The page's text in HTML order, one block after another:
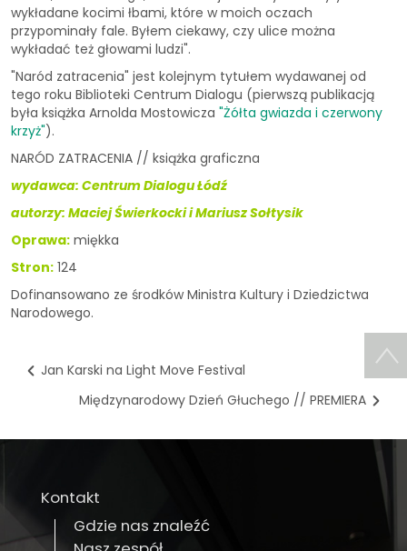
wykładane kocimi łbami, które w moich oczach
przypominały fale. Byłem ciekawy, czy ulice można
wykładać też głowami ludzi".
"Naród zatracenia" jest kolejnym tytułem wydawanej od
tego roku Biblioteki Centrum Dialogu (pierwszą publikacją
była książka Arnolda Mostowicza "Żółta gwiazda i czerwony
krzyż").
NARÓD ZATRACENIA // książka graficzna
wydawca: Centrum Dialogu Łódź
autorzy: Maciej Świerkocki i Mariusz Sołtysik
Oprawa: miękka
Stron: 124
Dofinansowano ze środków Ministra Kultury i Dziedzictwa
Narodowego.
Jan Karski na Light Move Festival
Międzynarodowy Dzień Głuchego // PREMIERA
Kontakt
Gdzie nas znaleźć